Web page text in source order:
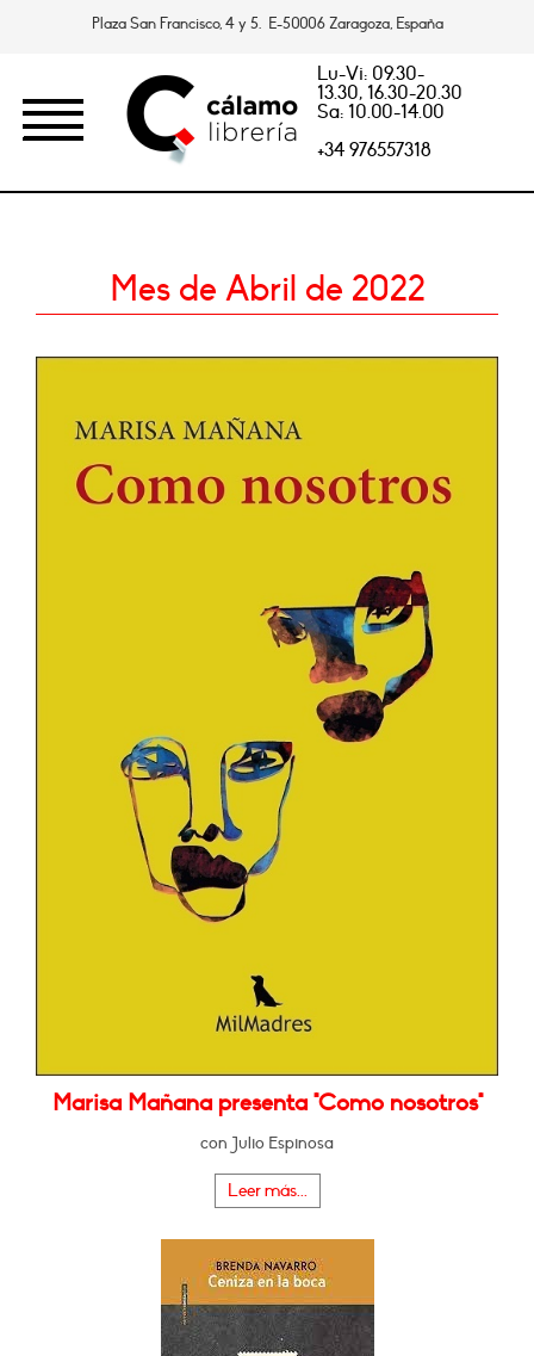
Plaza San Francisco, 4 y 5. E-50006 Zaragoza, España
Lu-Vi: 09.30-
13.30, 16.30-20.30
Sa: 10.00-14.00
+34 976557318
Mes de Abril de 2022
Marisa Mañana presenta "Como nosotros"
con Julio Espinosa
Leer más...